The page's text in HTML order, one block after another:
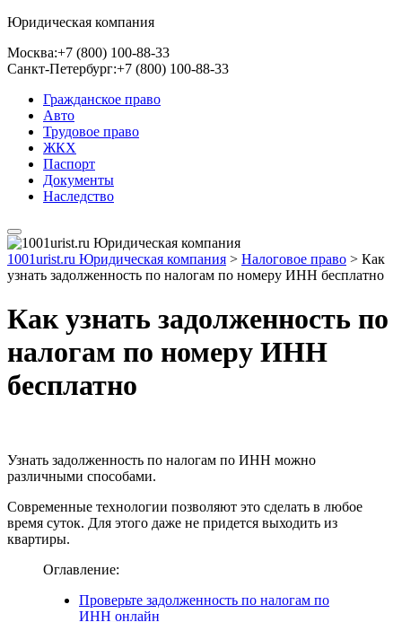
Юридическая компания
Москва:+7 (800) 100-88-33
Санкт-Петербург:+7 (800) 100-88-33
Гражданское право
Авто
Трудовое право
ЖКХ
Паспорт
Документы
Наследство
1001urist.ru Юридическая компания > Налоговое право > Как
узнать задолженность по налогам по номеру ИНН бесплатно
Как узнать задолженность по
налогам по номеру ИНН
бесплатно
Узнать задолженность по налогам по ИНН можно
различными способами.
Современные технологии позволяют это сделать в любое
время суток. Для этого даже не придется выходить из
квартиры.
Оглавление:
Проверьте задолженность по налогам по
ИНН онлайн